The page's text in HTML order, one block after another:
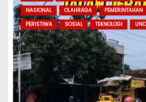
NASIONAL
OLAHRAGA PEMERINTAHAN
PERISTIWA
SOSIAL TEKNOLOGI